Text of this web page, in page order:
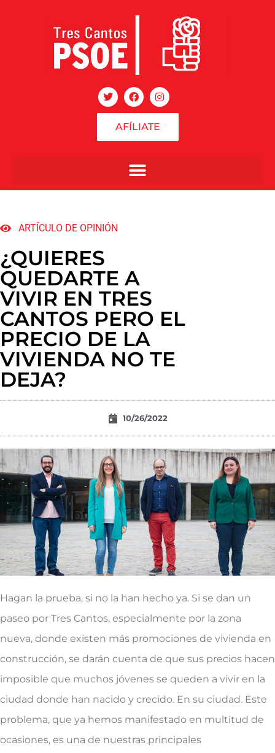
AFÍLIATE
ARTÍCULO DE OPINIÓN
¿QUIERES
QUEDARTE A
VIVIR EN TRES
CANTOS PERO EL
PRECIO DE LA
VIVIENDA NO TE
DEJA?
10/26/2022
Hagan la prueba, si no la han hecho ya. Si se dan un
paseo por Tres Cantos, especialmente por la zona
nueva, donde existen más promociones de vivienda en
construcción, se darán cuenta de que sus precios hacen
imposible que muchos jóvenes se queden a vivir en la
ciudad donde han nacido y crecido. En su ciudad. Este
problema, que ya hemos manifestado en multitud de
ocasiones, es una de nuestras principales